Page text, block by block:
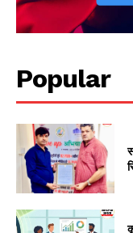
Popular